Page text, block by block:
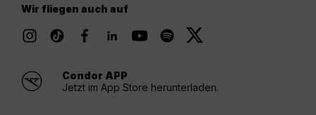
Wir fliegen auch auf
Condor APP
Jetzt im App Store herunterladen.